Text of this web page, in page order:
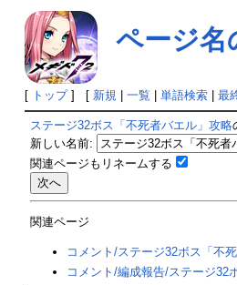
ページ名
[ トップ] [ 新規| 一覧 単語検索| 最
ステージ32ボス「不死者バエル」攻略
新しい名前:
関連ページもリネームする
関連ページ
コメント/ステージ32ボス「不
コメント/編成報告/ステージ32